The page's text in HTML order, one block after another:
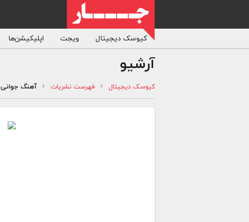
کیوسک دیجیتال ویجت اپلیکیشن‌ها
آرشیو
کیوسک دیجیتال فهرست نشریات آهنگ جوانی